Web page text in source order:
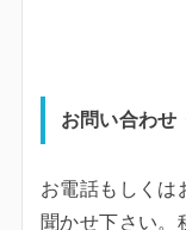
お問い合わせ
お電話もしくは
聞かせ下さい。